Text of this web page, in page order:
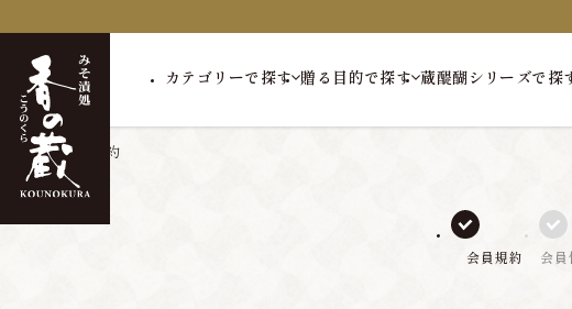
カテゴリーで探す 贈る目的で探す 蔵醍醐シリーズで探
トップ 会員規約
会員規約 会員